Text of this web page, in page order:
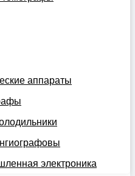
аппараты
электроника